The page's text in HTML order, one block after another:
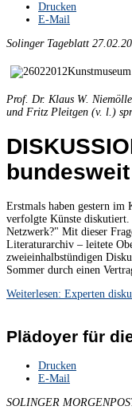
Drucken
E-Mail
Solinger Tageblatt
Prof. Dr. Klaus W.
und Fritz Pleitgen (v. l.)
Erstmals haben gestern im
verfolgte Künste diskutiert.
Netzwerk?" Mit dieser
Literaturarchiv – leitete
zweieinhalbstündigen
Sommer durch einen
Weiterlesen: Experten
Plädoyer für
Drucken
E-Mail
SOLINGER